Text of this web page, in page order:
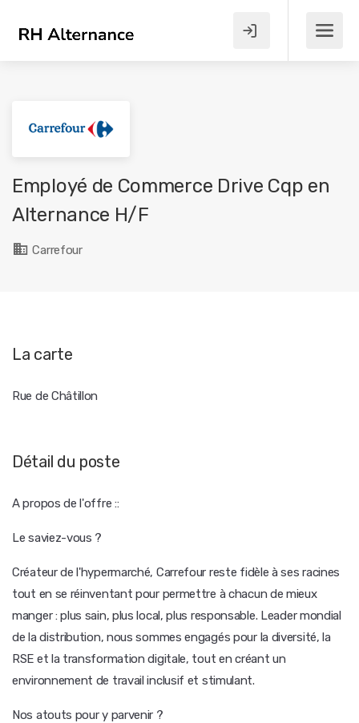
Employé de Commerce Drive Cqp en
Alternance H/F
Carrefour
La carte
Rue de Châtillon
Détail du poste
A propos de l'offre ::
Le saviez-vous ?
Créateur de l'hypermarché, Carrefour reste fidèle à ses racines
tout en se réinventant pour permettre à chacun de mieux
manger : plus sain, plus local, plus responsable. Leader mondial
de la distribution, nous sommes engagés pour la diversité, la
RSE et la transformation digitale, tout en créant un
environnement de travail inclusif et stimulant.
Nos atouts pour y parvenir ?